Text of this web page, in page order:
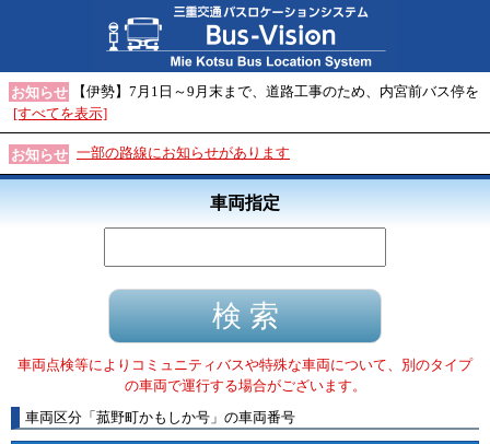
お知らせ
【伊勢】7月1日～9月末まで、道路工事のため、内宮前バス停を
[すべてを表示]
お知らせ 一部の路線にお知らせがあります
車両指定
車両点検等によりコミュニティバスや特殊な車両について、別のタイプ
の車両で運行する場合がございます。
車両区分 「 菰野町かもしか号 」 の車両番号